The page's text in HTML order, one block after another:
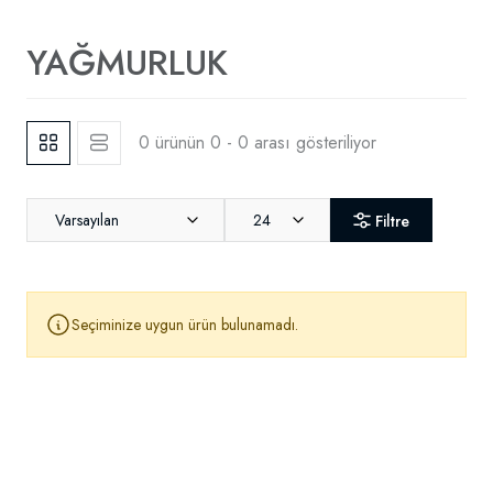
YAĞMURLUK
0 ürünün 0 - 0 arası gösteriliyor
Varsayılan 24 Filtre
Seçiminize uygun ürün bulunamadı.